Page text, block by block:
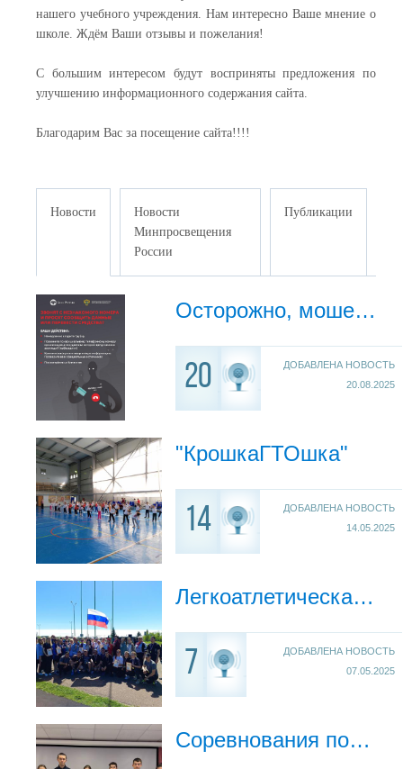
нашего учебного учреждения. Нам интересно Ваше мнение о
школе. Ждём Ваши отзывы и пожелания!
С большим интересом будут восприняты предложения по
улучшению информационного содержания сайта.
Благодарим Вас за посещение сайта!!!!
Новости
Новости
Минпросвещения
России
Публикации
Осторожно, мошенники!
20
ДОБАВЛЕНА НОВОСТЬ
20.08.2025
"КрошкаГТОшка"
14
ДОБАВЛЕНА НОВОСТЬ
14.05.2025
Легкоатлетическая эстафета "Победный май"
7
ДОБАВЛЕНА НОВОСТЬ
07.05.2025
Соревнования по шахматам ♟